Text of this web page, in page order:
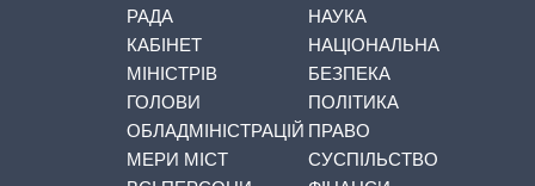
РАДА
КАБІНЕТ
МІНІСТРІВ
ГОЛОВИ
ОБЛАДМІНІСТРАЦІЙ
МЕРИ МІСТ
НАУКА
НАЦІОНАЛЬНА
БЕЗПЕКА
ПОЛІТИКА
ПРАВО
СУСПІЛЬСТВО